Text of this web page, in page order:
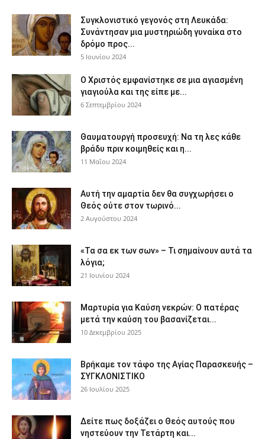
Συγκλονιστικό γεγονός στη Λευκάδα:
Συνάντησαν μια μυστηριώδη γυναίκα στο
δρόμο προς...
5 Ιουνίου 2024
Ο Χριστός εμφανίστηκε σε μια αγιασμένη
γιαγιούλα και της είπε με...
6 Σεπτεμβρίου 2024
Θαυματουργή προσευχή: Να τη λες κάθε
βράδυ πριν κοιμηθείς και η...
11 Μαΐου 2024
Αυτή την αμαρτία δεν θα συγχωρήσει ο
Θεός ούτε στον τωρινό...
2 Αυγούστου 2024
«Τα σα εκ των σων» – Τι σημαίνουν αυτά τα
λόγια;
21 Ιουνίου 2024
Μαρτυρία για Καύση νεκρών: Ο πατέρας
μετά την καύση του βασανίζεται...
10 Δεκεμβρίου 2025
Βρήκαμε τον τάφο της Αγίας Παρασκευής –
ΣΥΓΚΛΟΝΙΣΤΙΚΟ
26 Ιουλίου 2025
Δείτε πως δοξάζει ο Θεός αυτούς που
νηστεύουν την Τετάρτη και...